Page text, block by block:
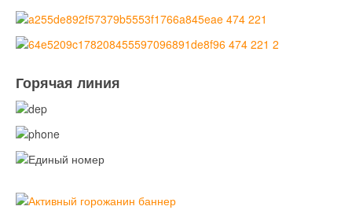
Горячая линия